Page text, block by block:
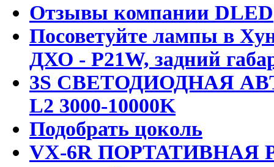
Отзывы компании DLED
Посоветуйте лампы в
ДХО - P21W, задний
3S СВЕТОДИОДНАЯ
L2 3000-10000K
Подобрать цоколь
VX-6R ПОРТАТИВНАЯ